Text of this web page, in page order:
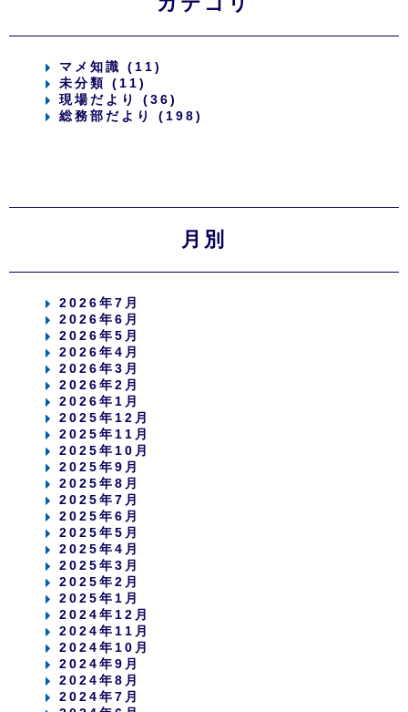
マメ知識 (11)
未分類 (11)
現場だより (36)
総務部だより (198)
月別
2026年7月
2026年6月
2026年5月
2026年4月
2026年3月
2026年2月
2026年1月
2025年12月
2025年11月
2025年10月
2025年9月
2025年8月
2025年7月
2025年6月
2025年5月
2025年4月
2025年3月
2025年2月
2025年1月
2024年12月
2024年11月
2024年10月
2024年9月
2024年8月
2024年7月